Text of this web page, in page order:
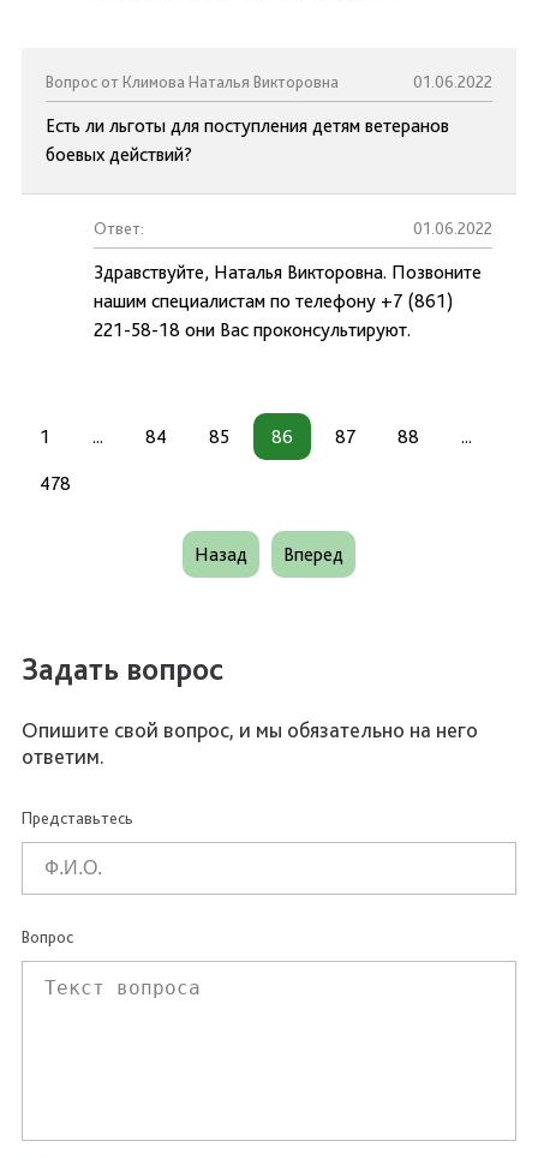
Вопрос от Климова Наталья Викторовна 01.06.2022
Есть ли льготы для поступления детям ветеранов
боевых действий?
Ответ: 01.06.2022
Здравствуйте, Наталья Викторовна. Позвоните
нашим специалистам по телефону +7 (861)
221-58-18 они Вас проконсультируют.
1 ... 84 85 86 87 88 ...
478
Назад Вперед
Задать вопрос
Опишите свой вопрос, и мы обязательно на него
ответим.
Представьтесь
Вопрос